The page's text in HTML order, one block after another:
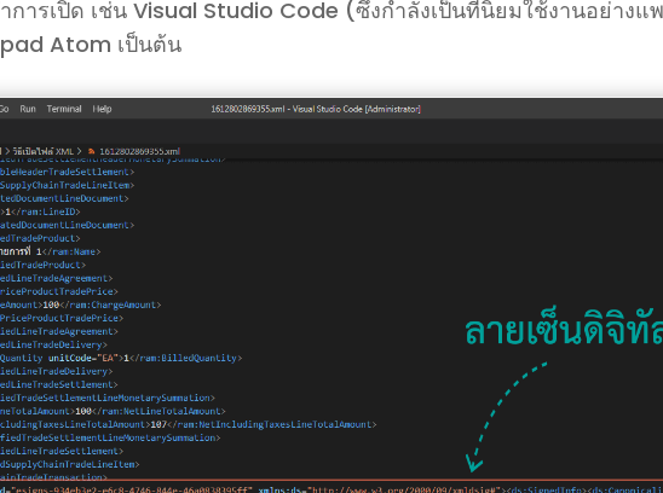
การเปิด เช่น Visual Studio Code (ซึ่งกำลังเป็นที่นิยมใช้งานอย่างแ
Atom เป็นต้น